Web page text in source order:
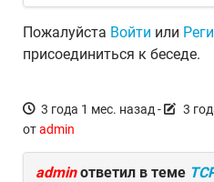
Пожалуйста Войти или
присоединиться к беседе.
3 года 1 мес. назад - 3
отadmin
adminответил в теме